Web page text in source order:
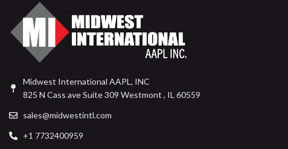
Midwest International AAPL, INC
825 N Cass ave Suite 309 Westmont , IL 60559
sales@midwestintl.com
+1 7732400959